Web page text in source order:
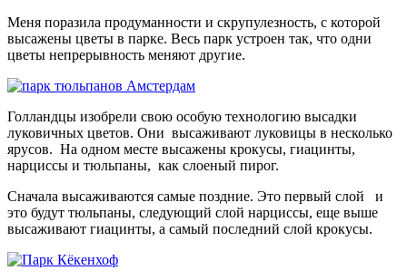
Меня поразила продуманности и скрупулезность, с которой
высажены цветы в парке. Весь парк устроен так, что одни
цветы непрерывность меняют другие.
Голландцы изобрели свою особую технологию высадки
луковичных цветов. Они высаживают луковицы в несколько
ярусов. На одном месте высажены крокусы, гиацинты,
нарциссы и тюльпаны, как слоеный пирог.
Сначала высаживаются самые поздние. Это первый слой и
это будут тюльпаны, следующий слой нарциссы, еще выше
высаживают гиацинты, а самый последний слой крокусы.